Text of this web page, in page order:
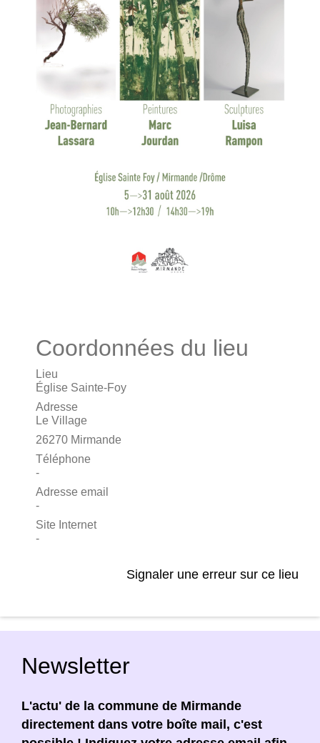
Coordonnées du lieu
Lieu
Église Sainte-Foy
Adresse
Le Village
26270 Mirmande
Téléphone
-
Adresse email
-
Site Internet
-
Signaler une erreur sur ce lieu
Newsletter
L'actu' de la commune de Mirmande
directement dans votre boîte mail, c'est